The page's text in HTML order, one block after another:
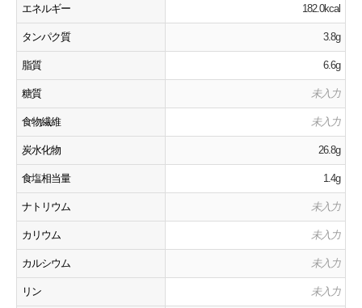
エネルギー 182.0kcal
タンパク質 3.8g
脂質 6.6g
糖質 未入力
食物繊維 未入力
炭水化物 26.8g
食塩相当量 1.4g
ナトリウム 未入力
カリウム 未入力
カルシウム 未入力
リン 未入力